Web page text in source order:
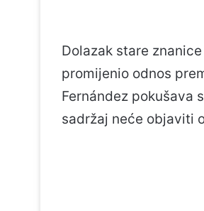
Dolazak stare
promijenio odnos
Fernández pokušava
sadržaj neće objaviti